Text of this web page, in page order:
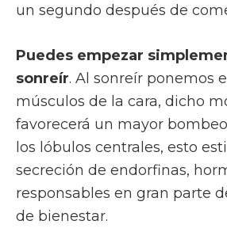
un segundo después de
Puedes empezar
sonreír. Al sonreír ponemos
músculos de la cara, dicho
favorecerá un mayor
los lóbulos centrales, esto
secreción de endorfinas,
responsables en gran parte
de bienestar.